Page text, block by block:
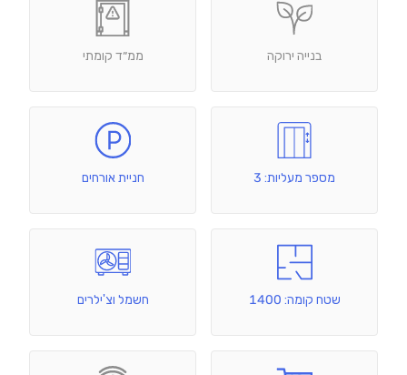
בנייה ירוקה ממ״ד קומתי
מספר מעליות: 3 חניית אורחים
שטח קומה: 1400 חשמל וצ'ילרים